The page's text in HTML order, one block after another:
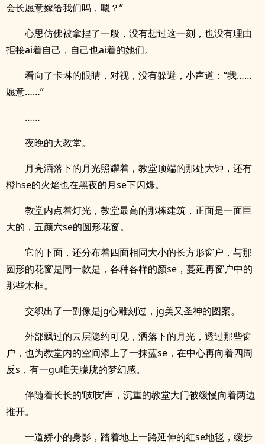
会长愿意嫁给我们吗，嗯？”
心思仿佛被拿捏了一般，没有想过这一刻，也没有理由
拒接ai着自己，自己也ai着的她们。
看向了卡琳的眼睛，对视，没有躲避，小声道：“我……
愿意……”
……
夜晚的大教堂。
月亮洒落下的月光照耀着，教堂顶端的那处大钟，还有
橙hse的火焰也在黑夜的月se下闪烁。
教堂内点着灯光，教堂最高的那栋建筑，正面是一面巨
大的，五颜六se的圆形花窗。
它的下面，还分布着四面相同大小的长方形窗户，与那
圆形的花窗是同一款是，各种各样的颜se，蔓延再窗户中的
那些木框。
交织出了一副像是jg心雕刻过，jg美又圣神的图案。
外部飘过的云层隐约可见，洒落下的月光，透过那些窗
户，也为教堂内的空间添上了一抹蓝se，在中心再向着四周
反s，有一gu唯美朦胧的梦幻感。
伴随着长长的‘吱吱’声，沉重的教堂大门被缓慢向着两边
推开。
一道娇小的身影，踏着地上一路延伸的红se地毯，缓步